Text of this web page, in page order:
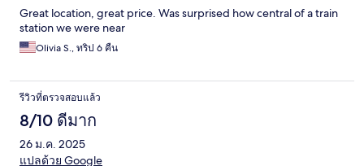
Great location, great price. Was surprised how central of a train
station we were near
Olivia S., ทริป 6 คืน
รีวิวที่ตรวจสอบแล้ว
8/10 ดีมาก
26 ม.ค. 2025
แปลด้วย Google